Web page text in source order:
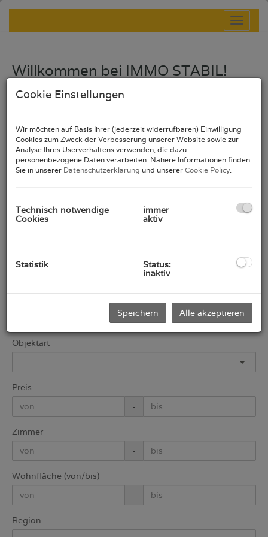
Willkommen bei IMMO STABIL!
Wir bieten Ihnen, mit unserer jahrelangen Erfahrung
und kompetenten Mitarbeitern, die individuelle,
Immobilien
Immobilien Schnellsuche
Miete Kauf
Objektart
Preis
-
Zimmer
-
Wohnfläche (von/bis)
-
Region
Cookie Einstellungen
Wir möchten auf Basis Ihrer (jederzeit widerrufbaren) Einwilligung
Cookies zum Zweck der Verbesserung unserer Website sowie zur
Analyse Ihres Userverhaltens verwenden, die dazu
personenbezogene Daten verarbeiten. Nähere Informationen finden
Sie in unserer Datenschutzerklärung und unserer Cookie Policy
Technisch notwendige
Cookies
immer
aktiv
Statistik
Status:
inaktiv
Speichern Alle akzeptieren